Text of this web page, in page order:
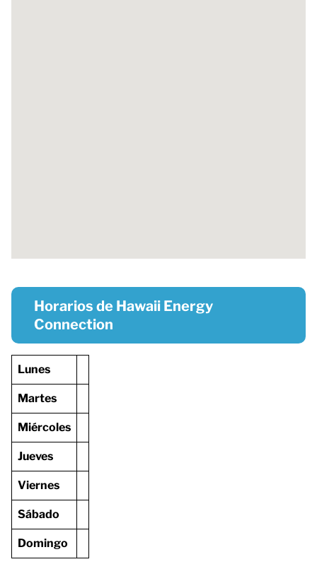
Horarios de Hawaii Energy
Connection
Lunes
Martes
Miércoles
Jueves
Viernes
Sábado
Domingo